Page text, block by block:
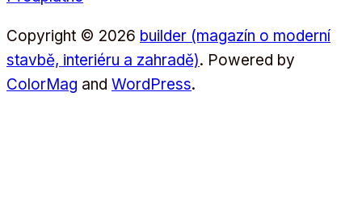
Copyright © 2026 builder (magazín o moderní
stavbě, interiéru a zahradě). Powered by
ColorMag and WordPress.